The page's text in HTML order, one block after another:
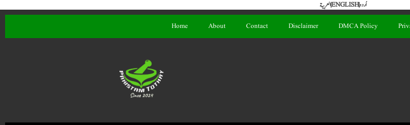
العربيةENGLISHاُردو
Home About Contact Disclaimer DMCA Policy